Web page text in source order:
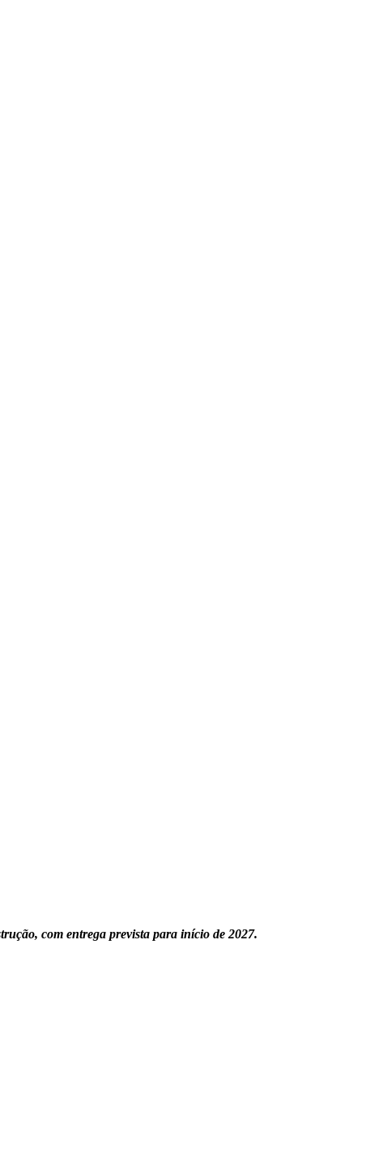
com entrega prevista para início de 2027.